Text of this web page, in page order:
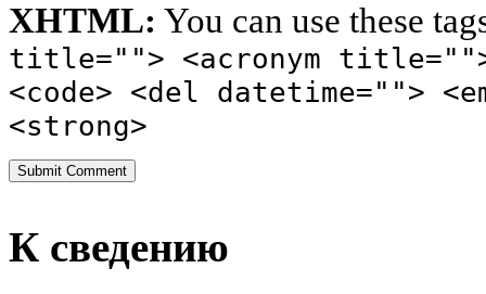
XHTML: You can use these
title=""> <acronym
<code> <del datetime="">
<strong>
К сведению